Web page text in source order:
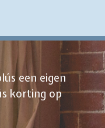
een eigen
korting op